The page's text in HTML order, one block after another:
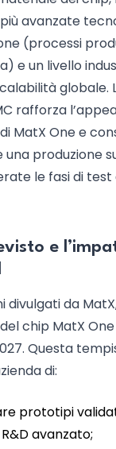
avanzate
(processi
e un livello
globale.
rafforza
MatX One e
produzione
le fasi di test
e
divulgati da
chip MatX
Questa
di:
prototipi
avanzato;